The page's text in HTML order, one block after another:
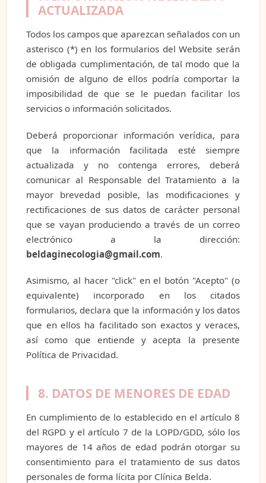
ACTUALIZADA
Todos los campos que aparezcan señalados con un
asterisco (*) en los formularios del Website serán
de obligada cumplimentación, de tal modo que la
omisión de alguno de ellos podría comportar la
imposibilidad de que se le puedan facilitar los
servicios o información solicitados.
Deberá proporcionar información verídica, para
que la información facilitada esté siempre
actualizada y no contenga errores, deberá
comunicar al Responsable del Tratamiento a la
mayor brevedad posible, las modificaciones y
rectificaciones de sus datos de carácter personal
que se vayan produciendo a través de un correo
electrónico a la dirección:
beldaginecologia@gmail.com.
Asimismo, al hacer "click" en el botón "Acepto" (o
equivalente) incorporado en los citados
formularios, declara que la información y los datos
que en ellos ha facilitado son exactos y veraces,
así como que entiende y acepta la presente
Política de Privacidad.
8. DATOS DE MENORES DE EDAD
En cumplimiento de lo establecido en el artículo 8
del RGPD y el artículo 7 de la LOPD/GDD, sólo los
mayores de 14 años de edad podrán otorgar su
consentimiento para el tratamiento de sus datos
personales de forma lícita por Clínica Belda.